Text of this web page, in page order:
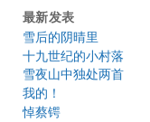
最新发表
雪后的阴晴里
十九世纪的小村落
雪夜山中独处两首
我的！
悼蔡锷